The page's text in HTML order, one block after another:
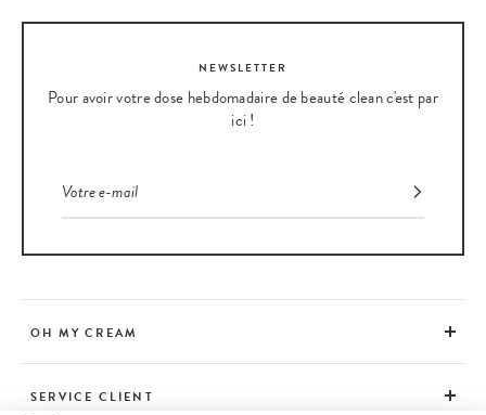
NEWSLETTER
Pour avoir votre dose hebdomadaire de beauté clean c'est par
ici !
OH MY CREAM
SERVICE CLIENT